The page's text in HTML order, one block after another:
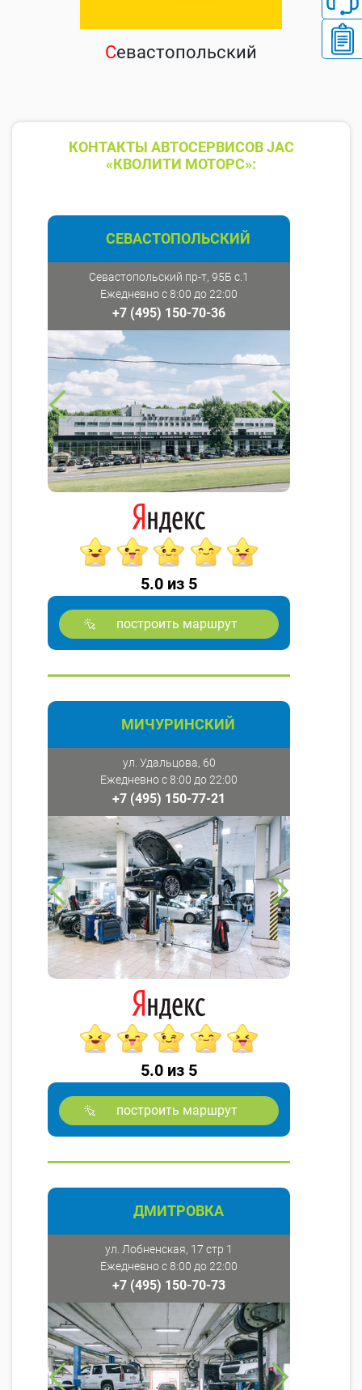
Севастопольский
КОНТАКТЫ АВТОСЕРВИСОВ JAC
«КВОЛИТИ МОТОРС»:
СЕВАСТОПОЛЬСКИЙ
Севастопольский пр-т, 95Б с.1
Ежедневно с 8:00 до 22:00
+7 (495) 150-70-36
5.0 из 5
построить маршрут
МИЧУРИНСКИЙ
ул. Удальцова, 60
Ежедневно с 8:00 до 22:00
+7 (495) 150-77-21
5.0 из 5
построить маршрут
ДМИТРОВКА
ул. Лобненская, 17 стр 1
Ежедневно с 8:00 до 22:00
+7 (495) 150-70-73